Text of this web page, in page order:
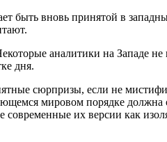
быть вновь принятой в
аналитики на Западе
дня.
сюрпризы, если не
мировом порядке должна
современные их версии как